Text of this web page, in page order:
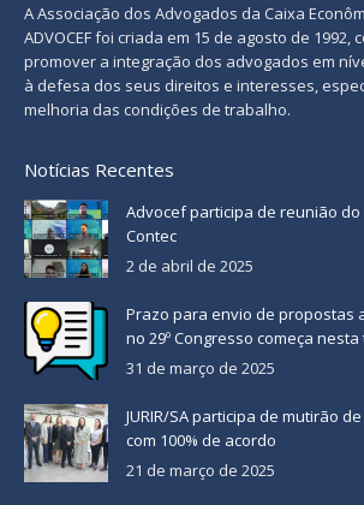
A Associação dos Advogados da Caixa
ADVOCEF foi criada em 15 de agosto de 1992,
promover a integração dos advogados em
à defesa dos seus direitos e interesses,
melhoria das condições de trabalho.
Notícias Recentes
Advocef participa de reunião do
Contec
2 de abril de 2025
Prazo para envio de propostas
no 29º Congresso começa nesta
31 de março de 2025
JURIR/SA participa de mutirão
com 100% de acordo
21 de março de 2025